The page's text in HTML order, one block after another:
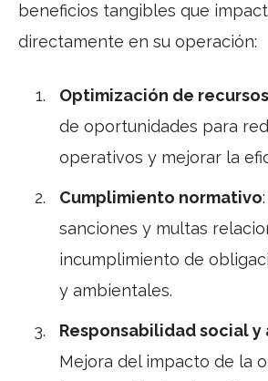
beneficios tangibles que
directamente en su operación:
Optimización de recursos
de oportunidades para
operativos y mejorar la
Cumplimiento normativo
sanciones y multas
incumplimiento de
y ambientales.
Responsabilidad social
Mejora del impacto de la